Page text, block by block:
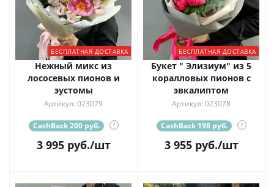
БЕСПЛАТНАЯ ДОСТАВКА
Нежный микс из
лососевых пионов и
эустомы
Артикул: 023079
CashBack 200 руб. ?
3 995руб./шт
БЕСПЛАТНАЯ ДОСТАВКА
Букет " Элизиум" из 5
коралловых пионов с
эвкалиптом
Артикул: 023078
CashBack 198 руб. ?
3 955руб./шт